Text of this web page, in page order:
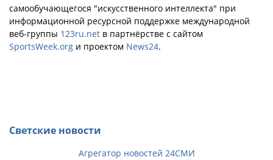
самообучающегося "искусственного интеллекта" при
информационной ресурсной поддержке международной
веб-группы 123ru.net в партнёрстве с сайтом
SportsWeek.org и проектом News24.
Светские новости
Агрегатор новостей 24СМИ